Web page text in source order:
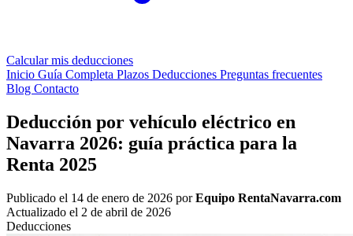
Calcular mis deducciones
Inicio Guía Completa Plazos Deducciones Preguntas frecuentes
Blog Contacto
Deducción por vehículo eléctrico en
Navarra 2026: guía práctica para la
Renta 2025
Publicado el 14 de enero de 2026 porEquipo RentaNavarra.com
Actualizado el 2 de abril de 2026
Deducciones